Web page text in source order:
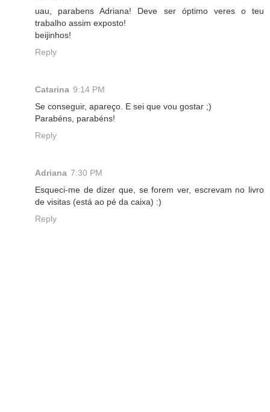
uau, parabens Adriana! Deve ser óptimo veres o teu
trabalho assim exposto!
beijinhos!
Reply
Catarina 9:14 PM
Se conseguir, apareço. E sei que vou gostar ;)
Parabéns, parabéns!
Reply
Adriana 7:30 PM
Esqueci-me de dizer que, se forem ver, escrevam no livro
de visitas (está ao pé da caixa) :)
Reply